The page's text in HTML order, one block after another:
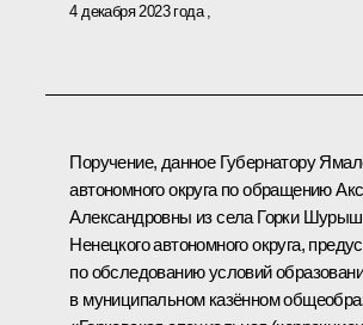
4 декабря 2023 года
Поручение, данное Губернатору
автономного округа по обращению
Александровны из села Горки
Ненецкого автономного округа,
по обследованию условий
в муниципальном казённом